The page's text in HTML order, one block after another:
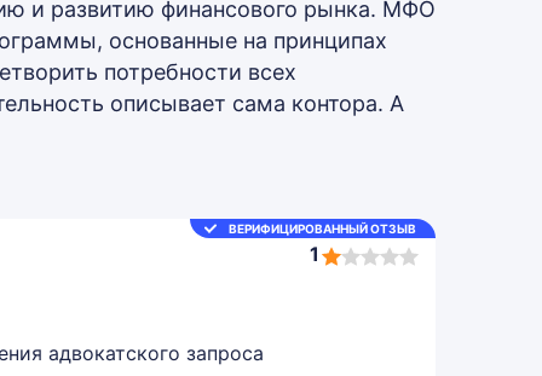
и развитию финансового рынка. МФО
основанные на принципах
потребности всех
описывает сама контора. А
ВЕРИФИЦИРОВАННЫЙ ОТЗЫВ
1
1,0
адвокатского запроса